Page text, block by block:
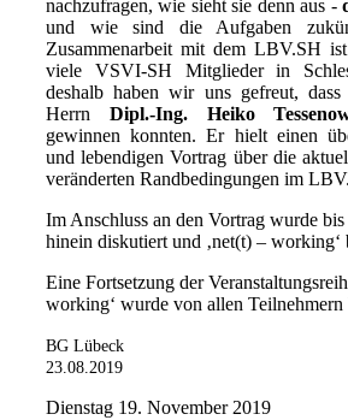
nachzufragen, wie sieht sie denn aus -
und wie sind die Aufgaben
Zusammenarbeit mit dem LBV.SH
viele VSVI-SH Mitglieder in
deshalb haben wir uns gefreut,
Herrn Dipl.-Ing. Heiko
gewinnen konnten. Er hielt einen
und lebendigen Vortrag über die
veränderten Randbedingungen im
Im Anschluss an den Vortrag wurde
hinein diskutiert und ‚net(t) – working‘
Eine Fortsetzung der
working‘ wurde von allen Teilnehmern
BG Lübeck
23.08.2019
Dienstag 19. November 2019